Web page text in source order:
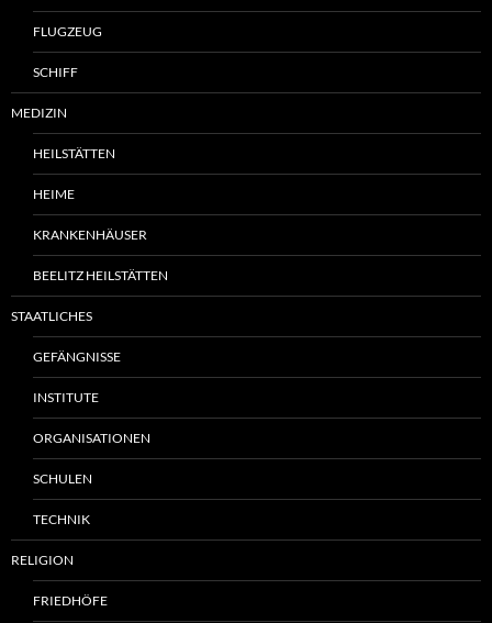
FLUGZEUG
SCHIFF
MEDIZIN
HEILSTÄTTEN
HEIME
KRANKENHÄUSER
BEELITZ HEILSTÄTTEN
STAATLICHES
GEFÄNGNISSE
INSTITUTE
ORGANISATIONEN
SCHULEN
TECHNIK
RELIGION
FRIEDHÖFE